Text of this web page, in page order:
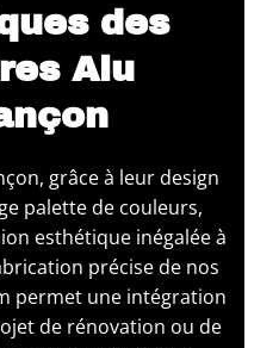
des
Alu
grâce à leur design
palette de couleurs,
esthétique inégalée à
précise de nos
permet une intégration
de rénovation ou de